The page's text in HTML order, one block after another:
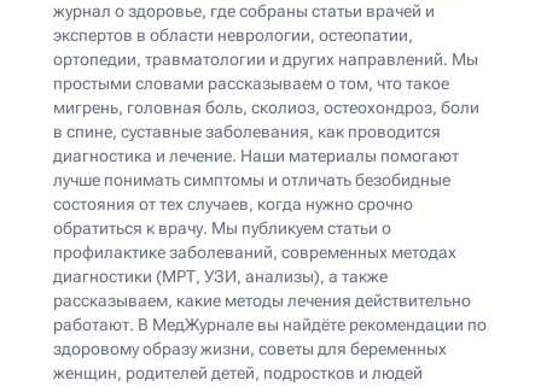
журнал о здоровье, где собраны статьи врачей и
экспертов в области неврологии, остеопатии,
ортопедии, травматологии и других направлений. Мы
простыми словами рассказываем о том, что такое
мигрень, головная боль, сколиоз, остеохондроз, боли
в спине, суставные заболевания, как проводится
диагностика и лечение. Наши материалы помогают
лучше понимать симптомы и отличать безобидные
состояния от тех случаев, когда нужно срочно
обратиться к врачу. Мы публикуем статьи о
профилактике заболеваний, современных методах
диагностики (МРТ, УЗИ, анализы), а также
рассказываем, какие методы лечения действительно
работают. В МедЖурнале вы найдёте рекомендации по
здоровому образу жизни, советы для беременных
женщин, родителей детей, подростков и людей